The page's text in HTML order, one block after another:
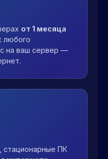
от 1 месяца
любого
на ваш сервер —
стационарные ПК